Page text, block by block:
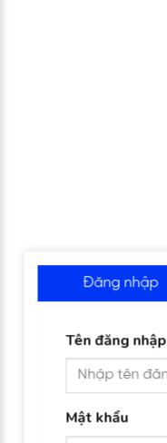
Đăng nhập
Tên đăng nhập
Mật khẩu